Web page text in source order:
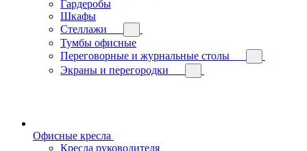
Гардеробы
Шкафы
Стеллажи
Тумбы офисные
Переговорные и журнальные столы
Экраны и перегородки
Офисные кресла
Кресла руководителя